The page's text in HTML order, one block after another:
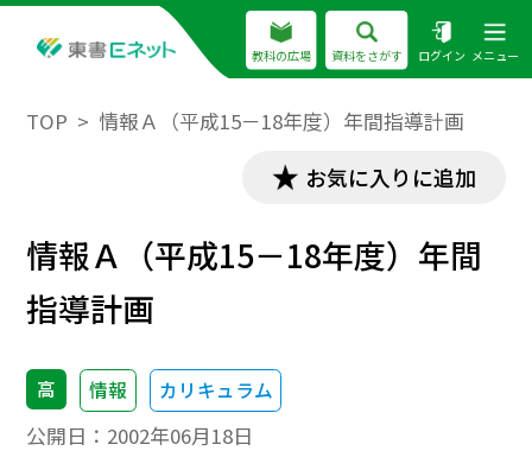
教科の広場 資料をさがす ログイン メニュー
TOP 情報Ａ（平成15－18年度）年間指導計画
お気に入りに追加
情報Ａ（平成15－18年度）年間
指導計画
高 情報 カリキュラム
公開日： 2002年06月18日